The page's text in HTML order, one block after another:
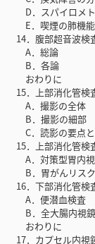
D．スパイロメト
E．喫煙の肺機能
14．腹部超音波検
A．総論
B．各論
おわりに
15．上部消化管
A．撮影の全体
B．撮影の細部
C．読影の要点と
15．上部消化管検
A．対策型胃内視
B．胃がんリスク
16．下部消化管検
A．便潜血検査
B．全大腸内視
おわりに
17．カプセル内視